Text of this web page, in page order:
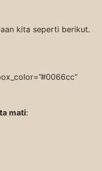
kita seperti berikut.
mati: